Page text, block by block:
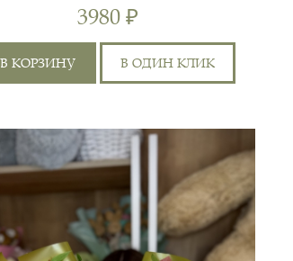
ЦВЕТНАЯ 5ШТ,
1ШТ, ХРИЗАНТЕМА
3ШТ,
3ШТ, РО...
55 СМ
3980 ₽
В КОРЗИНУ В ОДИН КЛИК